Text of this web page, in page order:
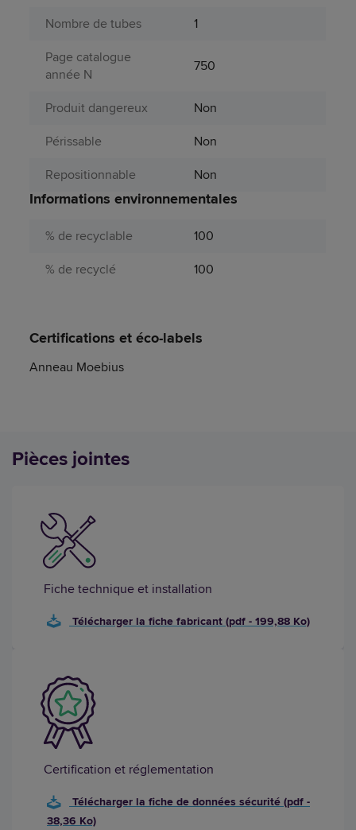
Nombre de tubes
1
Page catalogue
année N
750
Produit dangereux
Non
Périssable
Non
Repositionnable
Non
Informations environnementales
% de recyclable
100
% de recyclé
100
Certifications et éco-labels
Anneau Moebius
Pièces jointes
Fiche technique et installation
Télécharger la fiche fabricant (pdf - 199,88 Ko)
Certification et réglementation
Télécharger la fiche de données sécurité (pdf -
38,36 Ko)